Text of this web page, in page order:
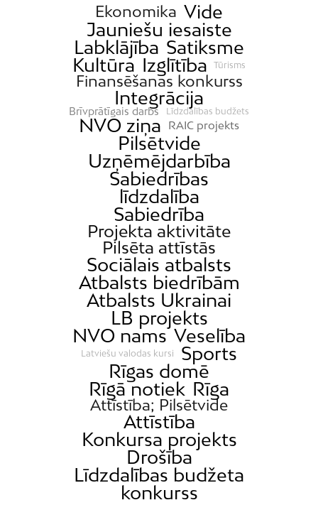
Ekonomika Vide
Jauniešu iesaiste
Labklājība Satiksme
Kultūra Izglītība Tūrisms
Finansēšanas konkurss
Integrācija
Brīvprātīgais darbs Līdzdalības budžets
NVO ziņa RAIC projekts
Pilsētvide
Uzņēmējdarbība
Sabiedrības
līdzdalība
Sabiedrība
Projekta aktivitāte
Pilsēta attīstās
Sociālais atbalsts
Atbalsts biedrībām
Atbalsts Ukrainai
LB projekts
NVO nams Veselība
Latviešu valodas kursi
Sports
Rīgas domē
Rīgā notiek Rīga
Attīstība; Pilsētvide
Attīstība
Konkursa projekts
Drošība
Līdzdalības budžeta
konkurss